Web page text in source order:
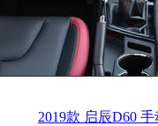
2019款 启辰D60